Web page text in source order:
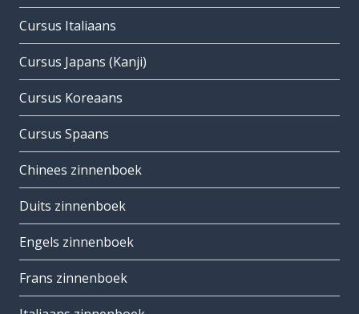
Cursus Italiaans
Cursus Japans (Kanji)
Cursus Koreaans
Cursus Spaans
Chinees zinnenboek
Duits zinnenboek
Engels zinnenboek
Frans zinnenboek